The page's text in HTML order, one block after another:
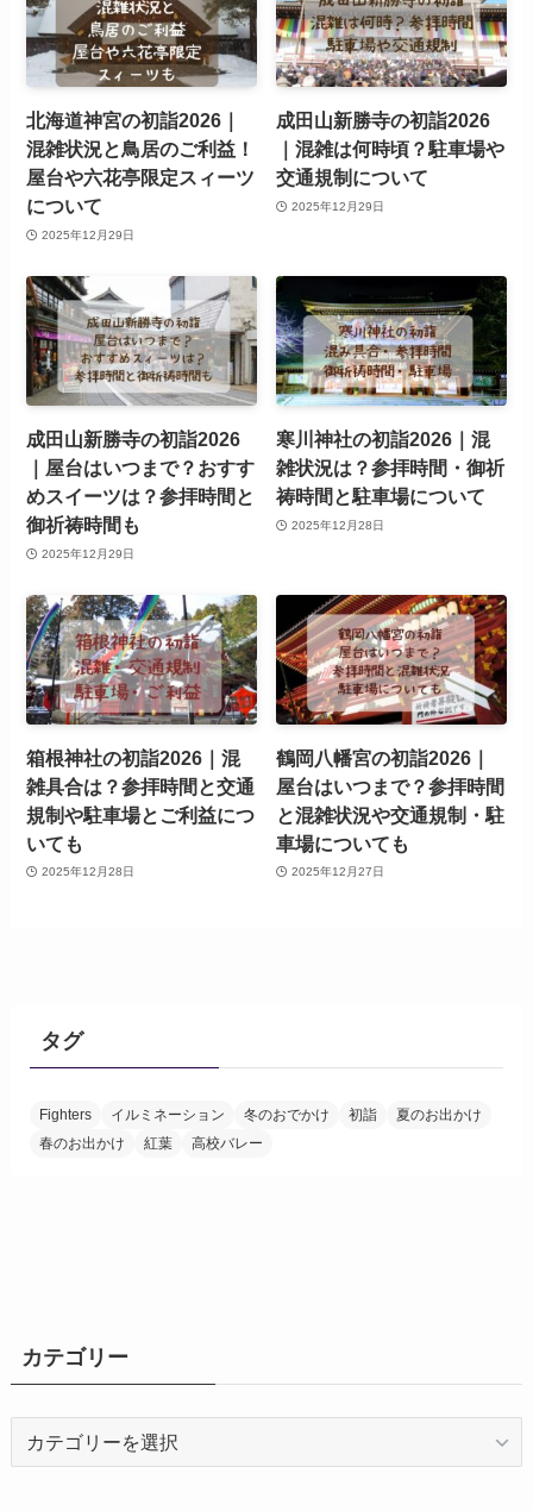
北海道神宮の初詣2026｜
混雑状況と鳥居のご利益！
屋台や六花亭限定スィーツ
について
2025年12月29日
成田山新勝寺の初詣2026
｜混雑は何時頃？駐車場や
交通規制について
2025年12月29日
成田山新勝寺の初詣2026
｜屋台はいつまで？おすす
めスイーツは？参拝時間と
御祈祷時間も
2025年12月29日
寒川神社の初詣2026｜混
雑状況は？参拝時間・御祈
祷時間と駐車場について
2025年12月28日
箱根神社の初詣2026｜混
雑具合は？参拝時間と交通
規制や駐車場とご利益につ
いても
2025年12月28日
鶴岡八幡宮の初詣2026｜
屋台はいつまで？参拝時間
と混雑状況や交通規制・駐
車場についても
2025年12月27日
タグ
Fighters イルミネーション 冬のおでかけ 初詣
夏のお出かけ
春のお出かけ
紅葉 高校バレー
カテゴリー